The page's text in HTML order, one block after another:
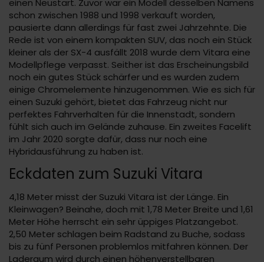
schon zwischen 1988 und 1998 verkauft worden,
pausierte dann allerdings für fast zwei Jahrzehnte. Die
Rede ist von einem kompakten SUV, das noch ein Stück
kleiner als der SX-4 ausfällt 2018 wurde dem Vitara eine
Modellpflege verpasst. Seither ist das Erscheinungsbild
noch ein gutes Stück schärfer und es wurden zudem
einige Chromelemente hinzugenommen. Wie es sich für
einen Suzuki gehört, bietet das Fahrzeug nicht nur
perfektes Fahrverhalten für die Innenstadt, sondern
fühlt sich auch im Gelände zuhause. Ein zweites Facelift
im Jahr 2020 sorgte dafür, dass nur noch eine
Hybridausführung zu haben ist.
Eckdaten zum Suzuki Vitara
4,18 Meter misst der Suzuki Vitara ist der Länge. Ein
Kleinwagen? Beinahe, doch mit 1,78 Meter Breite und 1,61
Meter Höhe herrscht ein sehr üppiges Platzangebot.
2,50 Meter schlagen beim Radstand zu Buche, sodass
bis zu fünf Personen problemlos mitfahren können. Der
Laderaum wird durch einen höhenverstellbaren